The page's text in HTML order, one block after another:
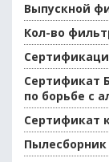
Выпускной
Кол-во
Сертификат
по борьбе с
Сертификат
Пылесборник